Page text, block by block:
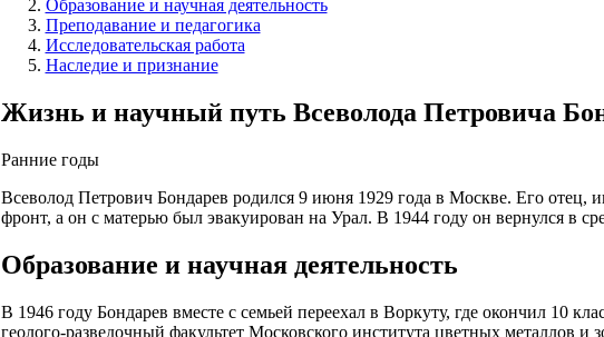
Образование и научная деятельность
Преподавание и педагогика
Исследовательская работа
Наследие и признание
Жизнь и научный путь Всеволода Петровича
Ранние годы
Всеволод Петрович Бондарев родился 9 июня 1929 года в Москве. Его отец,
фронт, а он с матерью был эвакуирован на Урал. В 1944 году он вернулся в
Образование и научная деятельность
В 1946 году Бондарев вместе с семьей переехал в Воркуту, где окончил 10
геолого-разведочный факультет Московского института цветных металлов и